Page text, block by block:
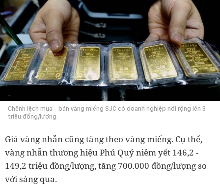
Chênh lệch mua - bán vàng miếng SJC có doanh nghiệp nới rộng lên 3
triệu đồng/lượng.
Giá vàng nhẫn cũng tăng theo vàng miếng. Cụ thể,
vàng nhẫn thương hiệu Phú Quý niêm yết 146,2 -
149,2 triệu đồng/lượng, tăng 700.000 đồng/lượng so
với sáng qua.